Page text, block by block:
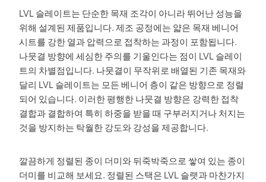
LVL 슬레이트는 단순한 목재 조각이 아니라 뛰어난 성능을
위해 설계된 제품입니다. 제조 공정에는 얇은 목재 베니어
시트를 강한 열과 압력으로 접착하는 과정이 포함됩니다.
나뭇결 방향에 세심한 주의를 기울인다는 점이 LVL 슬레이
트의 차별점입니다. 나뭇결이 무작위로 배열된 기존 목재와
달리 LVL 슬레이트는 모든 베니어 층이 같은 방향으로 정렬
되어 있습니다. 이러한 평행한 나뭇결 방향은 강력한 접착
결합과 결합하여 특히 하중을 받을 때 구부러지거나 처지는
것을 방지하는 탁월한 강도와 강성을 제공합니다.
깔끔하게 정렬된 종이 더미와 뒤죽박죽으로 쌓여 있는 종이
더미를 비교해 보세요. 정렬된 스택은 LVL 슬랫과 마찬가지